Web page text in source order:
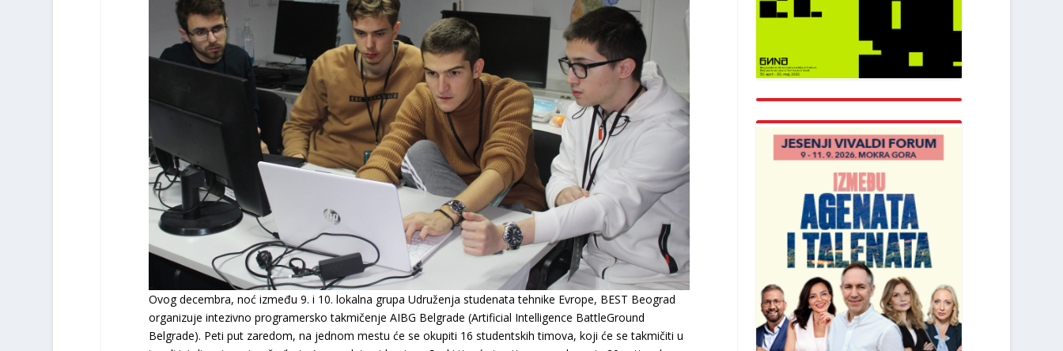
Ovog decembra, noć između 9. i 10. lokalna grupa Udruženja studenata tehnike Evrope, BEST Beograd
organizuje intezivno programersko takmičenje AIBG Belgrade (Artificial Intelligence BattleGround
Belgrade). Peti put zaredom, na jednom mestu će se okupiti 16 studentskih timova, koji će se takmičiti u